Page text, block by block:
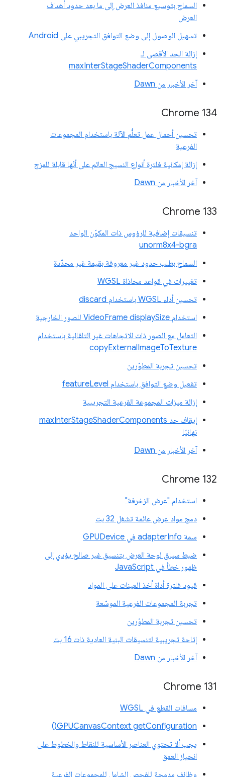
السماح بتوسيع منافذ العرض إلى ما بعد حدود أهداف
العرض
تسهيل الوصول إلى وضع التوافق التجريبي على Android
إزالة الحد الأقصى لـ
maxInterStageShaderComponents
آخر الأخبار من Dawn
‫Chrome 134
تحسين أحمال عمل تعلُّم الآلة باستخدام المجموعات
الفرعية
إزالة إمكانية فلترة أنواع النسيج العائم على أنّها قابلة للمزج
آخر الأخبار من Dawn
‫Chrome 133
تنسيقات إضافية للرؤوس ذات المكوّن الواحد
unorm8x4-bgra
السماح بطلب حدود غير معروفة بقيمة غير محدّدة
تغييرات في قواعد محاذاة WGSL
تحسين أداء WGSL باستخدام discard
استخدام VideoFrame displaySize للصور الخارجية
التعامل مع الصور ذات الاتجاهات غير التلقائية باستخدام
copyExternalImageToTexture
تحسين تجربة المطوّرين
تفعيل وضع التوافق باستخدام featureLevel
إزالة ميزات المجموعة الفرعية التجريبية
إيقاف حد maxInterStageShaderComponents
نهائيًا
آخر الأخبار من Dawn
‫Chrome 132
استخدام "عرض الزخرفة"
دمج مواد عرض عائمة تشغل 32 بت
سمة adapterInfo في GPUDevice
ضبط سياق لوحة العرض بتنسيق غير صالح يؤدي إلى
ظهور خطأ في JavaScript
قيود فلترة أداة أخذ العينات على المواد
تجربة المجموعات الفرعية الموسّعة
تحسين تجربة المطوّرين
إتاحة تجريبية لتنسيقات البنية العادية ذات 16 بت
آخر الأخبار من Dawn
Chrome 131
مسافات القطع في WGSL
GPUCanvasContext getConfiguration()
يجب ألا تحتوي العناصر الأساسية للنقاط والخطوط على
انحياز العمق
وظائف مدمجة للفحص الشامل للمجموعات الفرعية